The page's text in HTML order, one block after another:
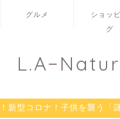
グルメ
ショッ
グ
新型コロナ！子供を襲う「